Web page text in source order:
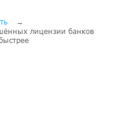
лицензии банков